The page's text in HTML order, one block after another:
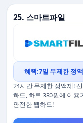
25. 스마트파일
혜택:7일 무제한 정
24시간 무제한 정액제!
하드, 하루 330원에 이용
안전한 웹하드!